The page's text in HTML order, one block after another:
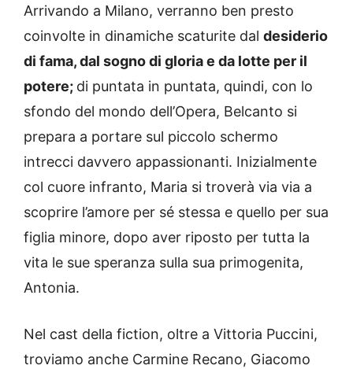
Arrivando a Milano, verranno ben presto
coinvolte in dinamiche scaturite dal desiderio
di fama, dal sogno di gloria e da lotte per il
potere; di puntata in puntata, quindi, con lo
sfondo del mondo dell’Opera, Belcanto si
prepara a portare sul piccolo schermo
intrecci davvero appassionanti. Inizialmente
col cuore infranto, Maria si troverà via via a
scoprire l’amore per sé stessa e quello per sua
figlia minore, dopo aver riposto per tutta la
vita le sue speranza sulla sua primogenita,
Antonia.
Nel cast della fiction, oltre a Vittoria Puccini,
troviamo anche Carmine Recano, Giacomo